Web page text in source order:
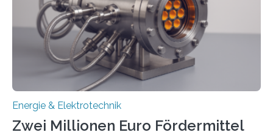
(EE-Anlagen) ist entscheidend für die Energiewende.
Denn ohne Anschluss an das Netz kann kein Strom
eingespeist werden. Nach dem Erneuerbare-Energien-
Gesetz (EEG) sind Netzbetreiber…
Energie & Elektrotechnik
Zwei Millionen Euro Fördermittel